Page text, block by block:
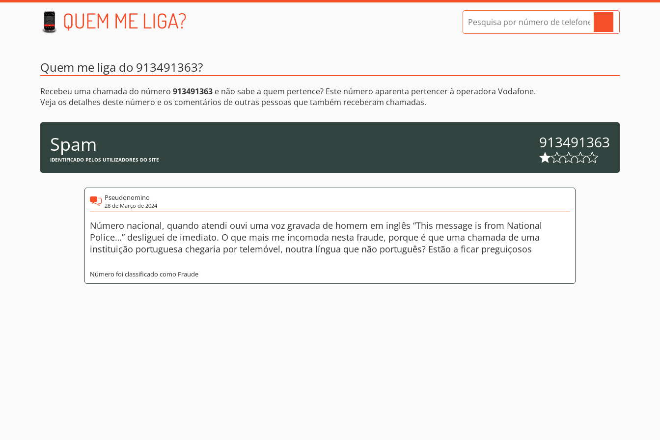
Quem me liga do 913491363?
Recebeu uma chamada do número 913491363 e não sabe a quem pertence? Este número aparenta pertencer à operadora Vodafone.
Veja os detalhes deste número e os comentários de outras pessoas que também receberam chamadas.
Spam
IDENTIFICADO PELOS UTILIZADORES DO SITE
913491363
Pseudonomino
28 de Março de 2024
Número nacional, quando atendi ouvi uma voz gravada de homem em inglês “This message is from National
Police…” desliguei de imediato. O que mais me incomoda nesta fraude, porque é que uma chamada de uma
instituição portuguesa chegaria por telemóvel, noutra língua que não português? Estão a ficar preguiçosos
Número foi classificado como Fraude